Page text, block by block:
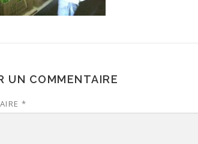
UN COMMENTAIRE
*